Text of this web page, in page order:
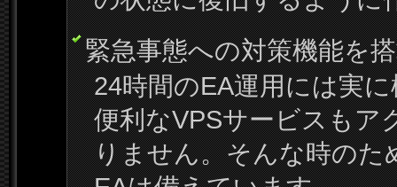
緊急事態への対策機能を
24時間のEA運用には実
便利なVPSサービスもア
りません。そんな時のた